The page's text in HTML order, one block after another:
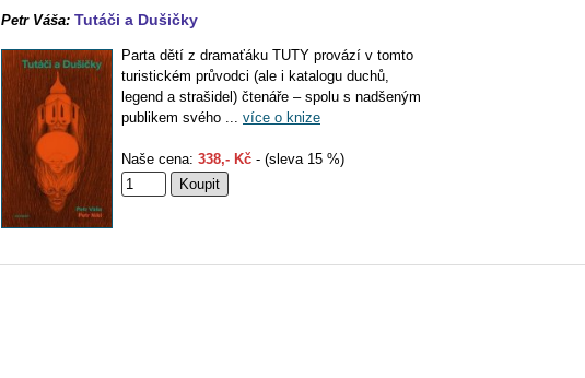
Petr Váša: Tutáči a Dušičky
Parta dětí z dramaťáku TUTY provází v tomto
turistickém průvodci (ale i katalogu duchů,
legend a strašidel) čtenáře – spolu s nadšeným
publikem svého ... více o knize
Naše cena: 338,- Kč - (sleva 15 %)